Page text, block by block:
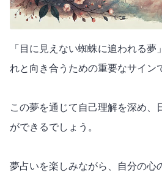
「目に見えない蜘蛛に追われる
れと向き合うための重要なサイン
この夢を通じて自己理解を深め、
ができるでしょう。
夢占いを楽しみながら、自分の心